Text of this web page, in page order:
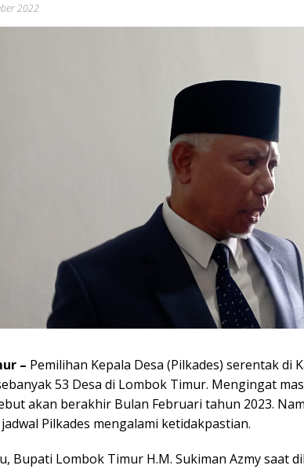
2022
– Pemilihan Kepala Desa (Pilkades) serentak di
53 Desa di Lombok Timur. Mengingat
akan berakhir Bulan Februari tahun 2023.
Pilkades mengalami ketidakpastian.
Bupati Lombok Timur H.M. Sukiman Azmy saat